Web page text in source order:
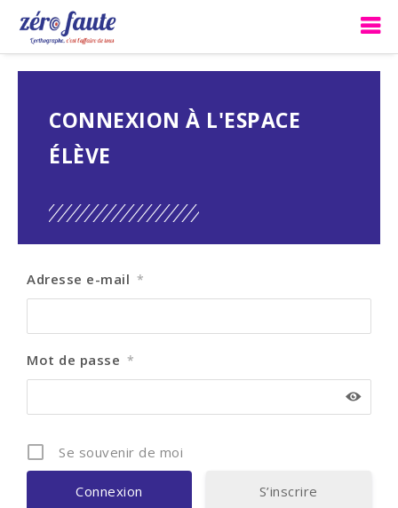
CONNEXION À L'ESPACE
ÉLÈVE
Adresse e-mail *
Mot de passe *
Se souvenir de moi
S’inscrire